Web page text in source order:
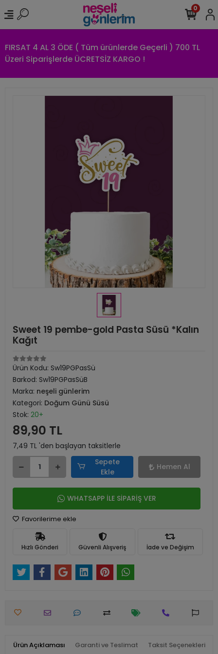
FIRSAT 4 AL 3 ÖDE ( Tüm ürünlerde Geçerli ) 700 TL
Üzeri Siparişlerde ÜCRETSİZ KARGO !
0
Sweet 19 pembe-gold Pasta Süsü *Kalın
Kağıt
Ürün Kodu: Sw19PGPasSü
Barkod: Sw19PGPasSüB
Marka: neşeli günlerim
Kategori: Doğum Günü Süsü
Stok: 20+
89,90 TL
7,49 TL 'den başlayan taksitlerle
Sepete
Ekle
Hemen Al
WHATSAPP İLE SİPARİŞ VER
Favorilerime ekle
Hızlı Gönderi Güvenli Alışveriş İade ve Değişim
Ürün Açıklaması Garanti ve Teslimat Taksit Seçenekleri